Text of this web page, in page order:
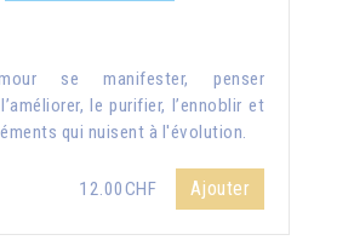
se manifester, penser
le purifier, l’ennoblir et
qui nuisent à l'évolution.
12.00CHF Ajouter